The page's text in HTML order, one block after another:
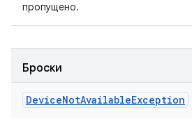
пропущено.
Броски
DeviceNotAvailableException